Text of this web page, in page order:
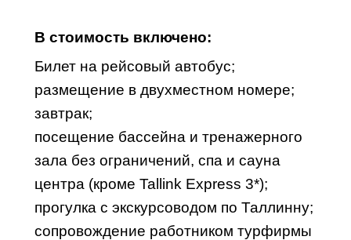
В стоимость включено:
Билет на рейсовый автобус;
размещение в двухместном номере;
завтрак;
посещение бассейна и тренажерного
зала без ограничений, спа и сауна
центра (кроме Tallink Express 3*);
прогулка с экскурсоводом по Таллинну;
сопровождение работником турфирмы